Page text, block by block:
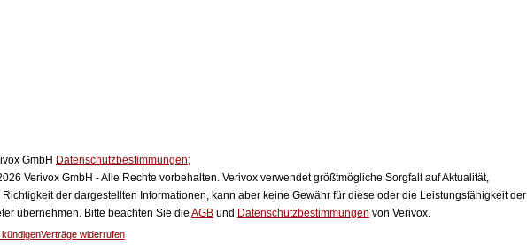
GmbH Datenschutzbestimmungen;
Verivox GmbH - Alle Rechte vorbehalten. Verivox verwendet größtmögliche Sorgfalt auf Aktualität,
der dargestellten Informationen, kann aber keine Gewähr für diese oder die Leistungsfähigkeit der
übernehmen. Bitte beachten Sie die AGB und Datenschutzbestimmungen von Verivox.
Verträge widerrufen